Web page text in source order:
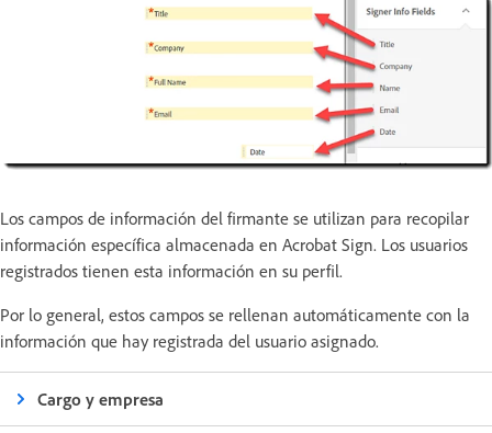
Los campos de información del firmante se utilizan para recopilar
información específica almacenada en Acrobat Sign. Los usuarios
registrados tienen esta información en su perfil.
Por lo general, estos campos se rellenan automáticamente con la
información que hay registrada del usuario asignado.
Cargo y empresa